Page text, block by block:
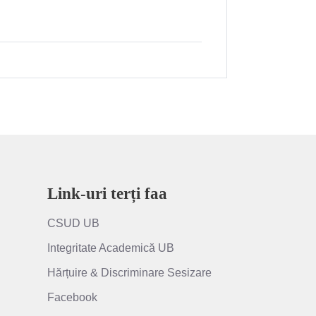
Link-uri terți faa
CSUD UB
Integritate Academică UB
Hărțuire & Discriminare Sesizare
Facebook